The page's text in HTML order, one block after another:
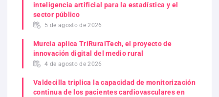
inteligencia artificial para la estadística y el
sector público
5 de agosto de 2026
Murcia aplica TriRuralTech, el proyecto de
innovación digital del medio rural
4 de agosto de 2026
Valdecilla triplica la capacidad de monitorización
continua de los pacientes cardiovasculares en